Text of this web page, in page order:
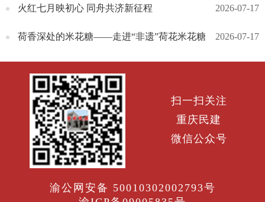
火红七月映初心 同舟共济新征程
2026-07-17
荷香深处的米花糖——走进“非遗”荷花米花糖 2026-07-17
扫一扫关注
重庆民建
微信公众号
渝公网安备 50010302002793号